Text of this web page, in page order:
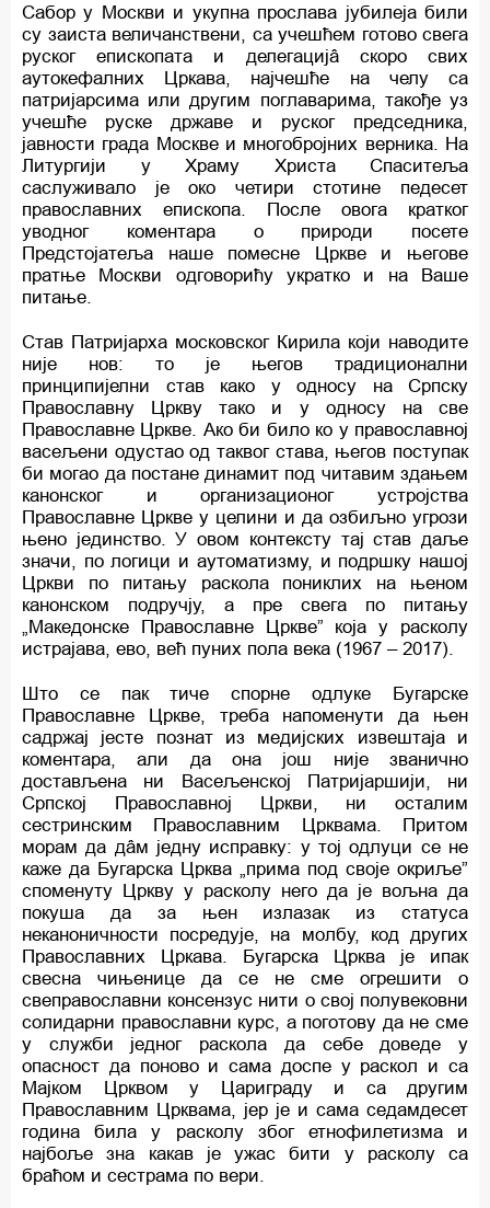
Сабор у Москви и укупна прослава јубилеја били
су заиста величанствени, са учешћем готово свега
руског епископата и делегацијâ скоро свих
аутокефалних Цркава, најчешће на челу са
патријарсима или другим поглаварима, такође уз
учешће руске државе и руског председника,
јавности града Москве и многобројних верника. На
Литургији у Храму Христа Спаситеља
саслуживало је око четири стотине педесет
православних епископа. После овога кратког
уводног коментара о природи посете
Предстојатеља наше помесне Цркве и његове
пратње Москви одговорићу укратко и на Ваше
питање.
Став Патријарха московског Кирила који наводите
није нов: то је његов традиционални
принципијелни став како у односу на Српску
Православну Цркву тако и у односу на све
Православне Цркве. Ако би било ко у православној
васељени одустао од таквог става, његов поступак
би могао да постане динамит под читавим здањем
канонског и организационог устројства
Православне Цркве у целини и да озбиљно угрози
њено јединство. У овом контексту тај став даље
значи, по логици и аутоматизму, и подршку нашој
Цркви по питању раскола пониклих на њеном
канонском подручју, а пре свега по питању
„Македонске Православне Цркве” која у расколу
истрајава, ево, већ пуних пола века (1967 – 2017).
Што се пак тиче спорне одлуке Бугарске
Православне Цркве, треба напоменути да њен
садржај јесте познат из медијских извештаја и
коментара, али да она још није званично
достављена ни Васељенској Патријаршији, ни
Српској Православној Цркви, ни осталим
сестринским Православним Црквама. Притом
морам да дâм једну исправку: у тој одлуци се не
каже да Бугарска Црква „прима под своје окриље”
споменуту Цркву у расколу него да је вољна да
покуша да за њен излазак из статуса
неканоничности посредује, на молбу, код других
Православних Цркава. Бугарска Црква је ипак
свесна чињенице да се не сме огрешити о
свеправославни консензус нити о свој полувековни
солидарни православни курс, а поготову да не сме
у служби једног раскола да себе доведе у
опасност да поново и сама доспе у раскол и са
Мајком Црквом у Цариграду и са другим
Православним Црквама, јер је и сама седамдесет
година била у расколу због етнофилетизма и
најбоље зна какав је ужас бити у расколу са
браћом и сестрама по вери.